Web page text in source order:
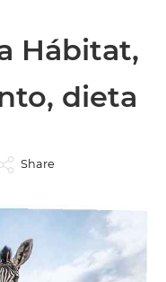
Hábitat,
dieta
Share